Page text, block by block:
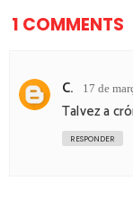
1 COMMENTS
C. 17 de
Talvez a
RESPONDER